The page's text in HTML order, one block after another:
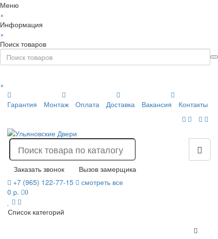
Меню
×
Информация
×
Поиск товаров
×
Гарантия
Монтаж Оплата Доставка Вакансия Контакты
Заказать звонок
Вызов замерщика
+7 (965) 122-77-15
смотреть все
0 р.
0
Список категорий